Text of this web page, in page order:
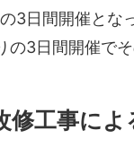
3日間開催とな
3日間開催で
修工事に